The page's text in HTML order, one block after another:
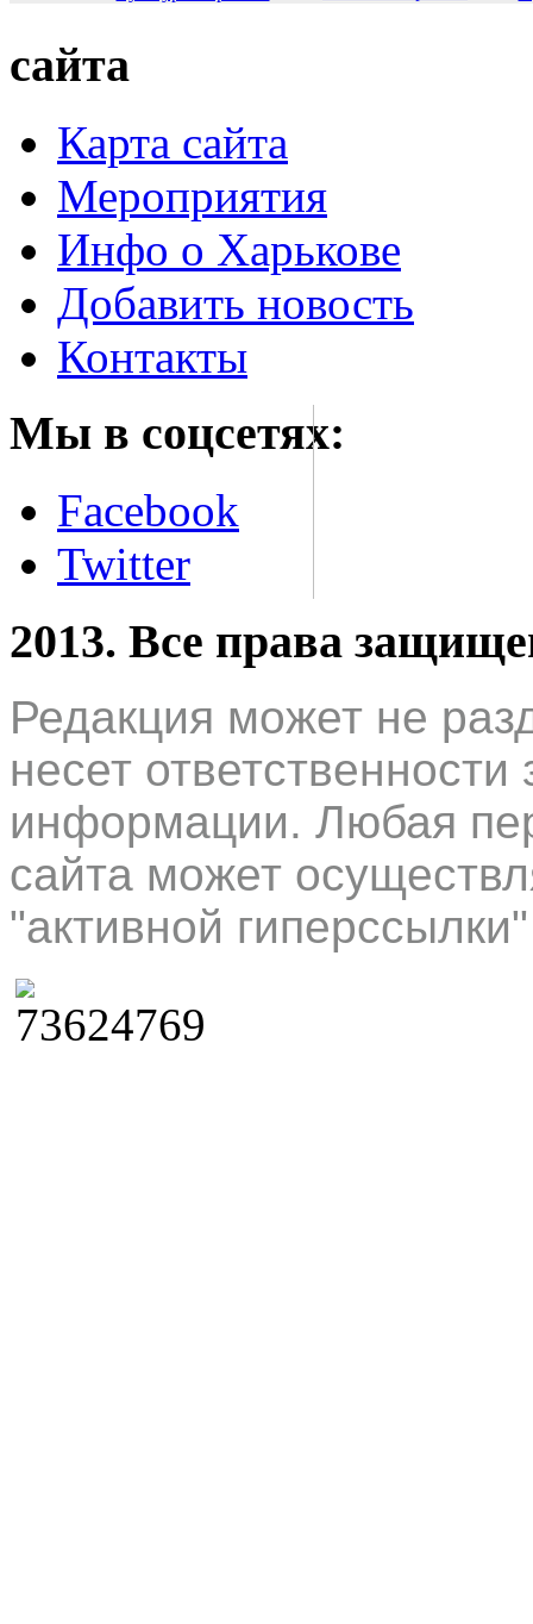
сайта
Карта сайта
Мероприятия
Инфо о Харькове
Добавить новость
Контакты
Мы в соцсетях:
Facebook
Twitter
2013. Все права
Редакция может не
несет
информации. Любая
сайта может
"активной